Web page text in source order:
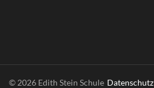
© 2026 Edith Stein Schule Datenschutz